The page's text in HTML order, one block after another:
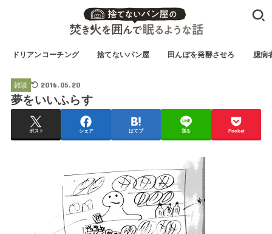
ドリアンコーチング 捨てないパン屋 田んぼを発酵させろ 臆病
雑談 2016.05.20
夢をいいふらす
ポスト シェア はてブ 送る Pocket